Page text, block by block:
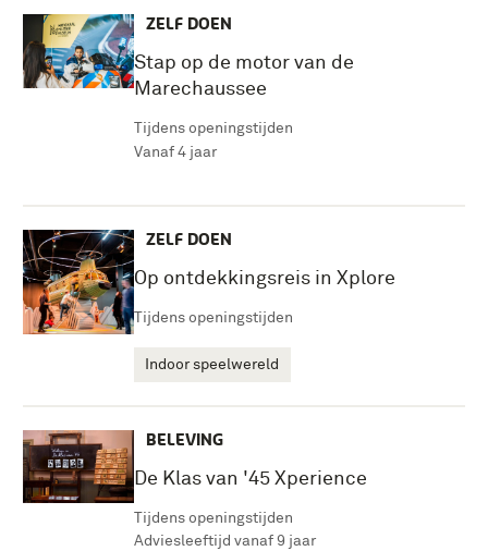
ZELF DOEN
Stap op de motor van de
Marechaussee
Tijdens openingstijden
Vanaf 4 jaar
ZELF DOEN
Op ontdekkingsreis in Xplore
Tijdens openingstijden
Indoor speelwereld
BELEVING
De Klas van '45 Xperience
Tijdens openingstijden
Adviesleeftijd vanaf 9 jaar